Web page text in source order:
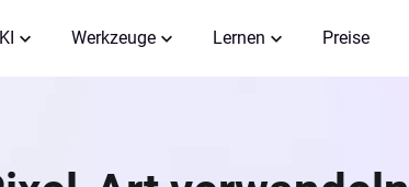
KI Werkzeuge Lernen Preise